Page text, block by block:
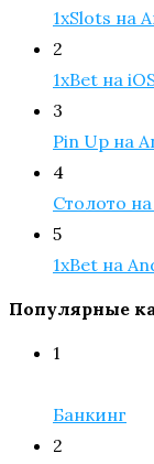
1xSlots на
2
1xBet на iOS
3
Pin Up на
4
Столото
5
1xBet на
Популярные
1
Банкинг
2